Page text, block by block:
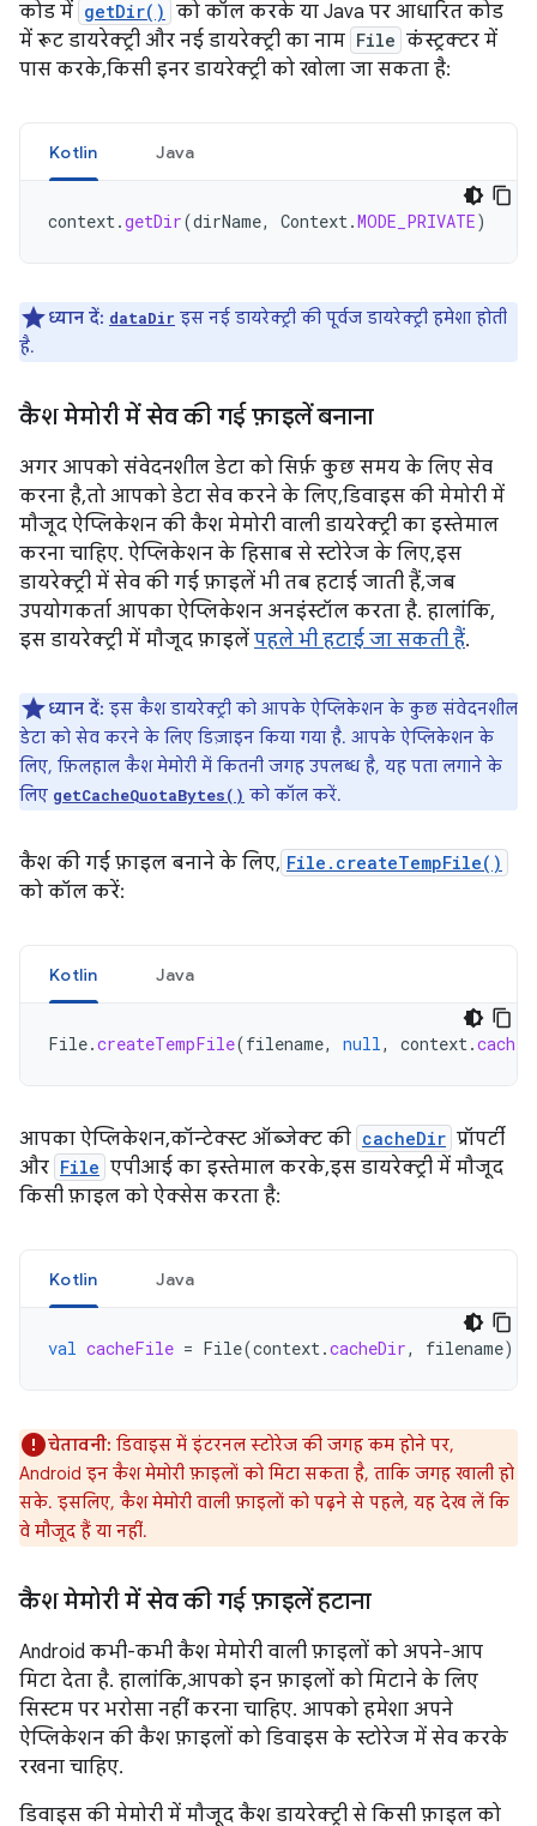
कोड में getDir() को कॉल करके या Java पर आधारित कोड
में रूट डायरेक्ट्री और नई डायरेक्ट्री का नाम File कंस्ट्रक्टर में
पास करके, किसी इनर डायरेक्ट्री को खोला जा सकता है:
Kotlin Java
context.getDir(dirName, Context.MODE_PRIVATE)
ध्यान दें: dataDir इस नई डायरेक्ट्री की पूर्वज डायरेक्ट्री हमेशा होती
है.
कैश मेमोरी में सेव की गई फ़ाइलें बनाना
अगर आपको संवेदनशील डेटा को सिर्फ़ कुछ समय के लिए सेव
करना है, तो आपको डेटा सेव करने के लिए, डिवाइस की मेमोरी में
मौजूद ऐप्लिकेशन की कैश मेमोरी वाली डायरेक्ट्री का इस्तेमाल
करना चाहिए. ऐप्लिकेशन के हिसाब से स्टोरेज के लिए, इस
डायरेक्ट्री में सेव की गई फ़ाइलें भी तब हटाई जाती हैं, जब
उपयोगकर्ता आपका ऐप्लिकेशन अनइंस्टॉल करता है. हालांकि,
इस डायरेक्ट्री में मौजूद फ़ाइलें पहले भी हटाई जा सकती हैं.
ध्यान दें: इस कैश डायरेक्ट्री को आपके ऐप्लिकेशन के कुछ संवेदनशील
डेटा को सेव करने के लिए डिज़ाइन किया गया है. आपके ऐप्लिकेशन के
लिए, फ़िलहाल कैश मेमोरी में कितनी जगह उपलब्ध है, यह पता लगाने के
लिए getCacheQuotaBytes() को कॉल करें.
कैश की गई फ़ाइल बनाने के लिए, File.createTempFile()
को कॉल करें:
Kotlin Java
File.createTempFile(filename, null, context.
आपका ऐप्लिकेशन, कॉन्टेक्स्ट ऑब्जेक्ट की cacheDir प्रॉपर्टी
और File एपीआई का इस्तेमाल करके, इस डायरेक्ट्री में मौजूद
किसी फ़ाइल को ऐक्सेस करता है:
Kotlin Java
val cacheFile = File(context.cacheDir, filename)
चेतावनी: डिवाइस में इंटरनल स्टोरेज की जगह कम होने पर,
Android इन कैश मेमोरी फ़ाइलों को मिटा सकता है, ताकि जगह खाली हो
सके. इसलिए, कैश मेमोरी वाली फ़ाइलों को पढ़ने से पहले, यह देख लें कि
वे मौजूद हैं या नहीं.
कैश मेमोरी में सेव की गई फ़ाइलें हटाना
Android कभी-कभी कैश मेमोरी वाली फ़ाइलों को अपने-आप
मिटा देता है. हालांकि, आपको इन फ़ाइलों को मिटाने के लिए
सिस्टम पर भरोसा नहीं करना चाहिए. आपको हमेशा अपने
ऐप्लिकेशन की कैश फ़ाइलों को डिवाइस के स्टोरेज में सेव करके
रखना चाहिए.
डिवाइस की मेमोरी में मौजूद कैश डायरेक्ट्री से किसी फ़ाइल को